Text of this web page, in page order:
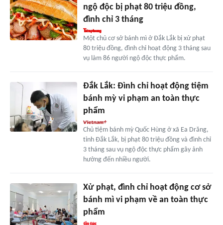
ngộ độc bị phạt 80 triệu đồng,
đình chỉ 3 tháng
Một chủ cơ sở bánh mì ở Đắk Lắk bị xử phạt
80 triệu đồng, đình chỉ hoạt động 3 tháng sau
vụ làm 86 người ngộ độc thực phẩm.
Đắk Lắk: Đình chỉ hoạt động tiệm
bánh mỳ vi phạm an toàn thực
phẩm
Chủ tiệm bánh mỳ Quốc Hùng ở xã Ea Drăng,
tỉnh Đắk Lắk, bị phạt 80 triệu đồng và đình chỉ
3 tháng sau vụ ngộ độc thực phẩm gây ảnh
hưởng đến nhiều người.
Xử phạt, đình chỉ hoạt động cơ sở
bánh mì vi phạm về an toàn thực
phẩm